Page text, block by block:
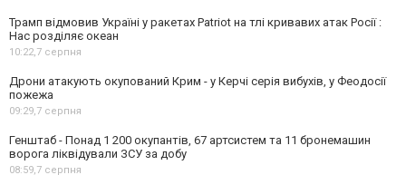
Трамп відмовив Україні у ракетах Patriot на тлі кривавих атак Росії :
Нас розділяє океан
10:22,7 серпня
Дрони атакують окупований Крим - у Керчі серія вибухів, у Феодосії
пожежа
09:29,7 серпня
Генштаб - Понад 1 200 окупантів, 67 артсистем та 11 бронемашин
ворога ліквідували ЗСУ за добу
08:59,7 серпня